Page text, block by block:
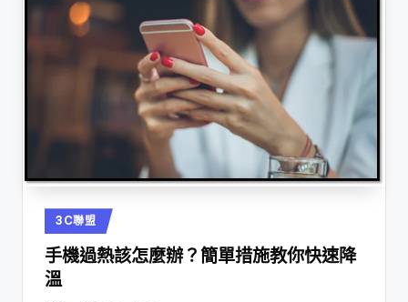
Posted
in
3C聯盟
手機過熱該怎麼辦？簡單措施教你快速降
溫